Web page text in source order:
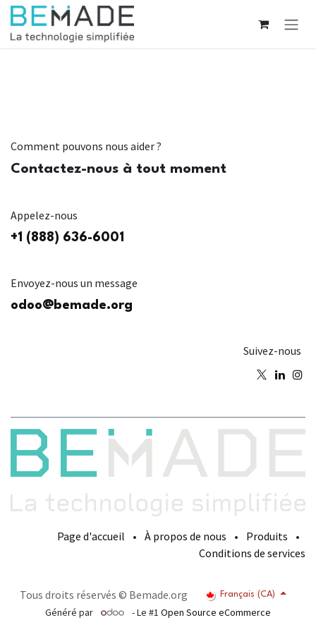
Se rendre au contenu
Comment pouvons nous aider ?
Contactez-nous à tout moment
Appelez-nous
+1 (888) 636-6001
Envoyez-nous un message
odoo@bemade.org
Suivez-nous
Page d'accueil • À propos de nous • Produits
•
Conditions de services
Tous droits réservés © Bemade.org Français (CA)
Généré par - Le #1 Open Source eCommerce